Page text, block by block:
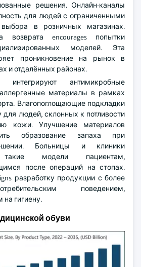
решения. Онлайн-каналы
для людей с ограниченными
в розничных магазинах.
возврата encourages попытки
моделей. Эта
проникновение на рынок в
и отдалённых районах.
антимикробные
материалы в рамках
Влагопоглощающие подкладки
для людей, склонных к потливости
кожи. Улучшение материалов
образование запаха при
Больницы и клиники
такие модели пациентам,
после операций на стопах.
разработку продукции с более
поведением,
гигиену.
обуви